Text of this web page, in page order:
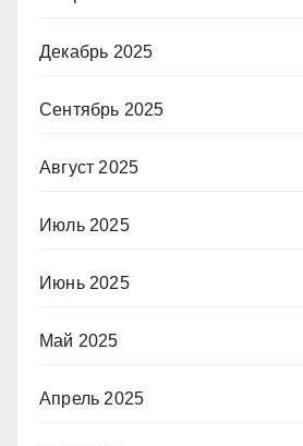
Декабрь 2025
Сентябрь 2025
Август 2025
Июль 2025
Июнь 2025
Май 2025
Апрель 2025